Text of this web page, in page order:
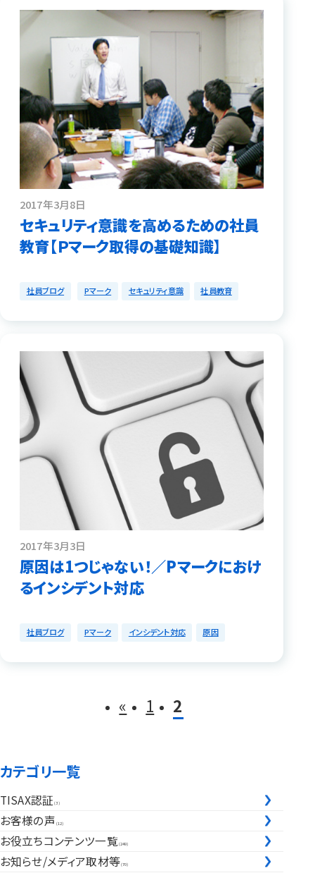
2017年3月8日
セキュリティ意識を高めるための社員
教育【Ｐマーク取得の基礎知識】
社員ブログ Pマーク セキュリティ意識 社員教育
2017年3月3日
原因は1つじゃない！／Pマークにおけ
るインシデント対応
社員ブログ Pマーク インシデント対応 原因
« 1 2
カテゴリ一覧
TISAX認証 (3)
お客様の声 (12)
お役立ちコンテンツ一覧(249)
お知らせ/メディア取材等(70)